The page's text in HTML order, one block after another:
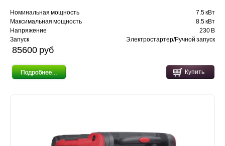
Номинальная мощность
7.5 кВт
Максимальная мощность
8.5 кВт
Напряжение
230 В
Запуск
Электростартер/Ручной запуск
85600 pуб
Купить